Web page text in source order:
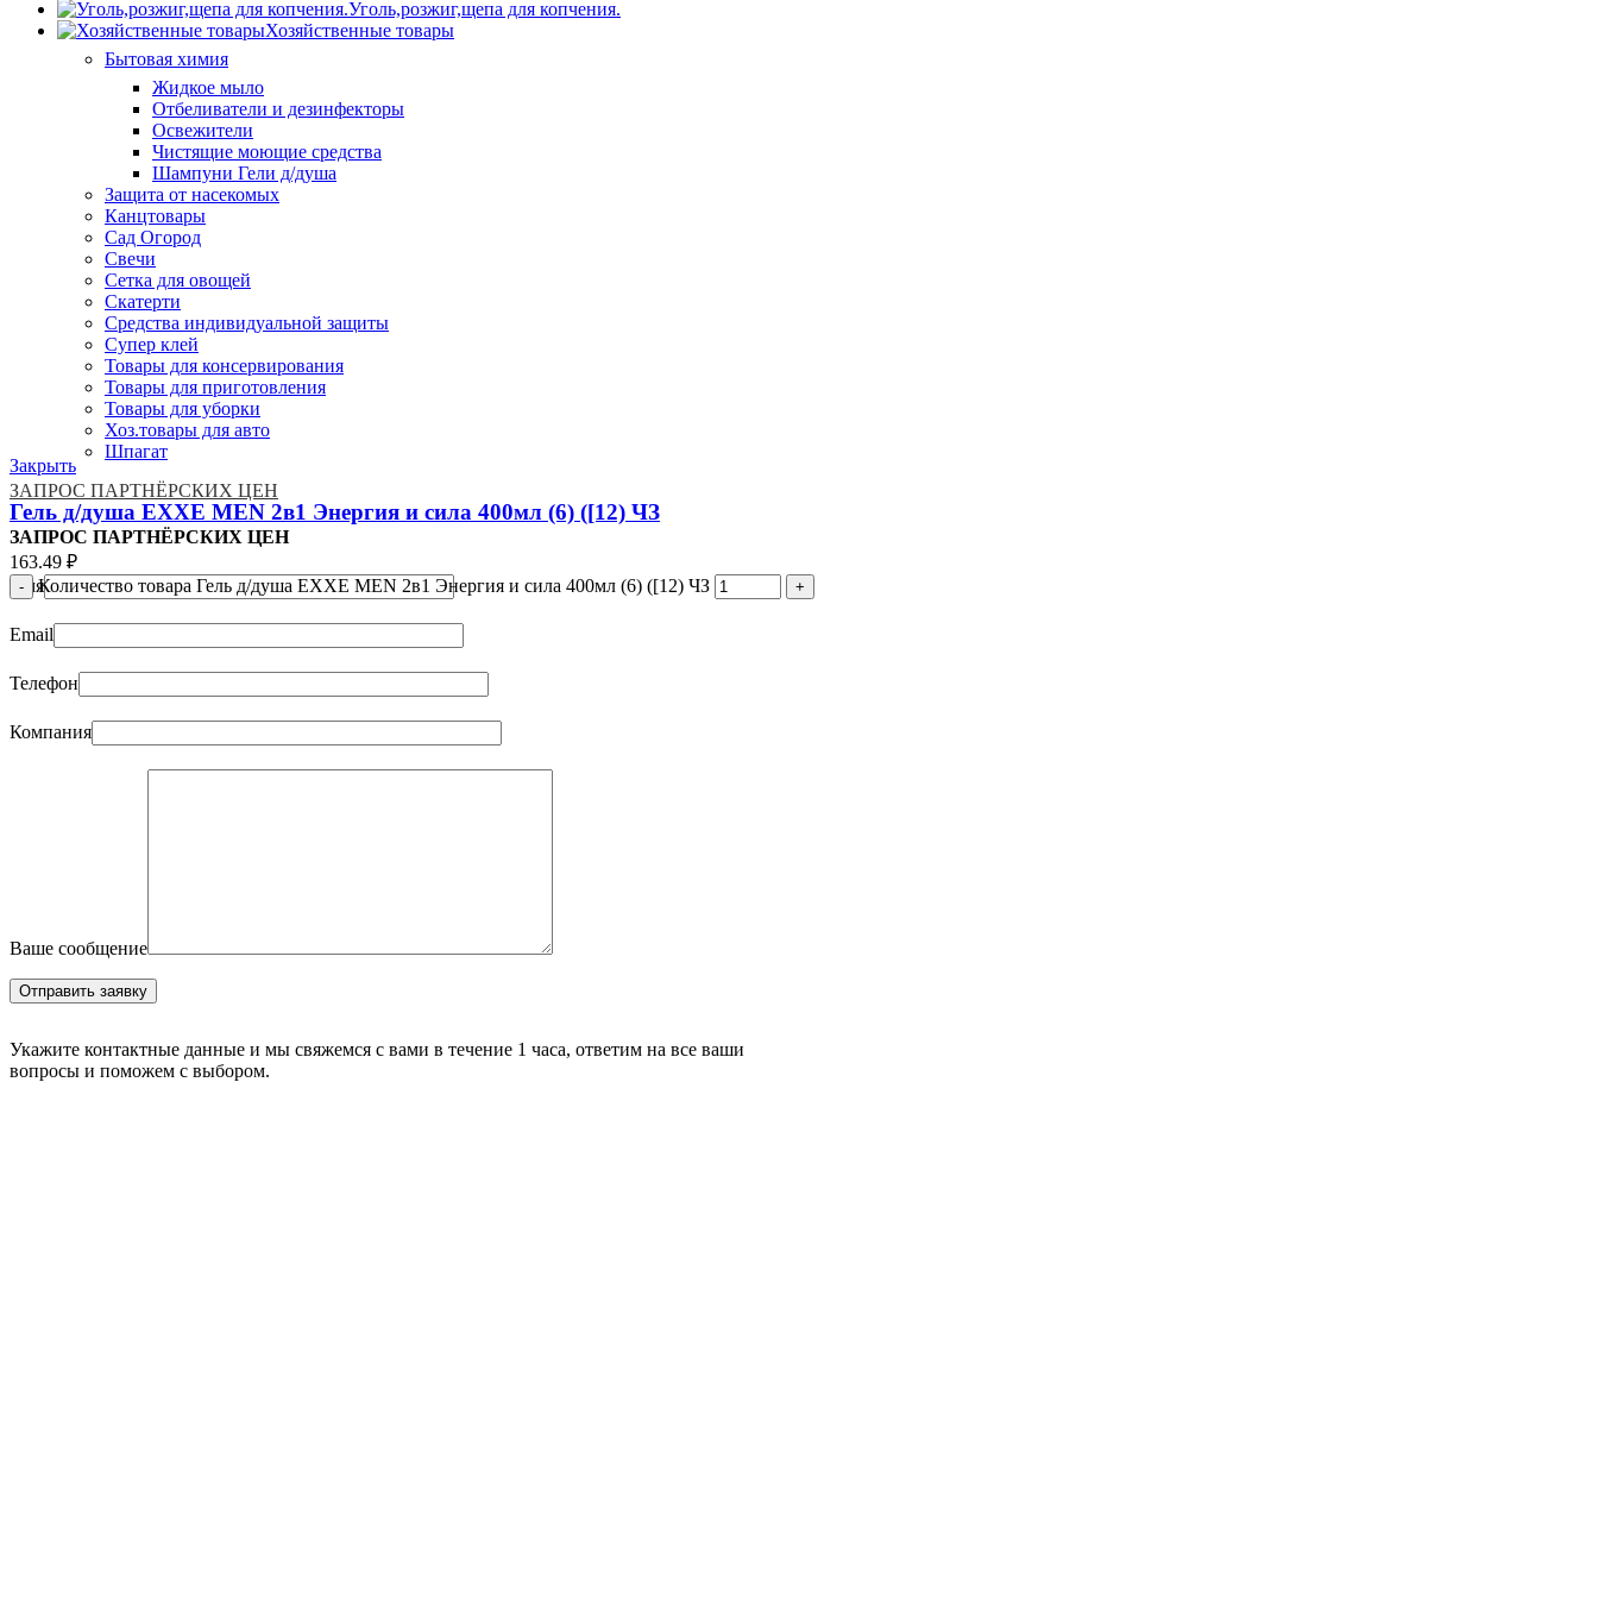
Уголь,розжиг,щепа для копчения.
Хозяйственные товары
Бытовая химия
Жидкое мыло
Отбеливатели и дезинфекторы
Освежители
Чистящие моющие средства
Шампуни Гели д/душа
Защита от насекомых
Канцтовары
Сад Огород
Свечи
Сетка для овощей
Скатерти
Средства индивидуальной защиты
Супер клей
Товары для консервирования
Товары для приготовления
Товары для уборки
Хоз.товары для авто
Шпагат
ЗАПРОС ПАРТНЁРСКИХ ЦЕН
ЗАПРОС ПАРТНЁРСКИХ ЦЕН
Имя
Email
Телефон
Компания
Ваше сообщение
Укажите контактные данные и мы свяжемся с вами в течение 1 часа, ответим на все ваши
вопросы и поможем с выбором.
Закрыть
Гель д/душа EXXE MEN 2в1 Энергия и сила 400мл (6) ([12) ЧЗ
163.49 ₽
Количество товара Гель д/душа EXXE MEN 2в1 Энергия и сила 400мл (6) ([12) ЧЗ